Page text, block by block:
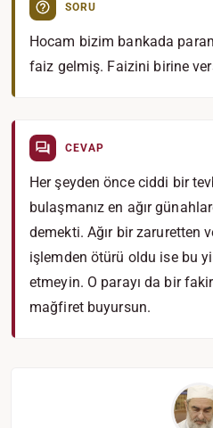
SORU
Hocam bizim bankada
faiz gelmiş. Faizini birine
CEVAP
Her şeyden önce ciddi bir
bulaşmanız en ağır
demekti. Ağır bir zaruretten
işlemden ötürü oldu ise bu
etmeyin. O parayı da bir
mağfiret buyursun.